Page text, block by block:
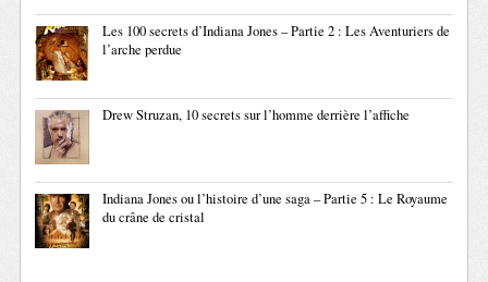
Les 100 secrets d’Indiana Jones – Partie 2 : Les Aventuriers de
l’arche perdue
Drew Struzan, 10 secrets sur l’homme derrière l’affiche
Indiana Jones ou l’histoire d’une saga – Partie 5 : Le Royaume
du crâne de cristal